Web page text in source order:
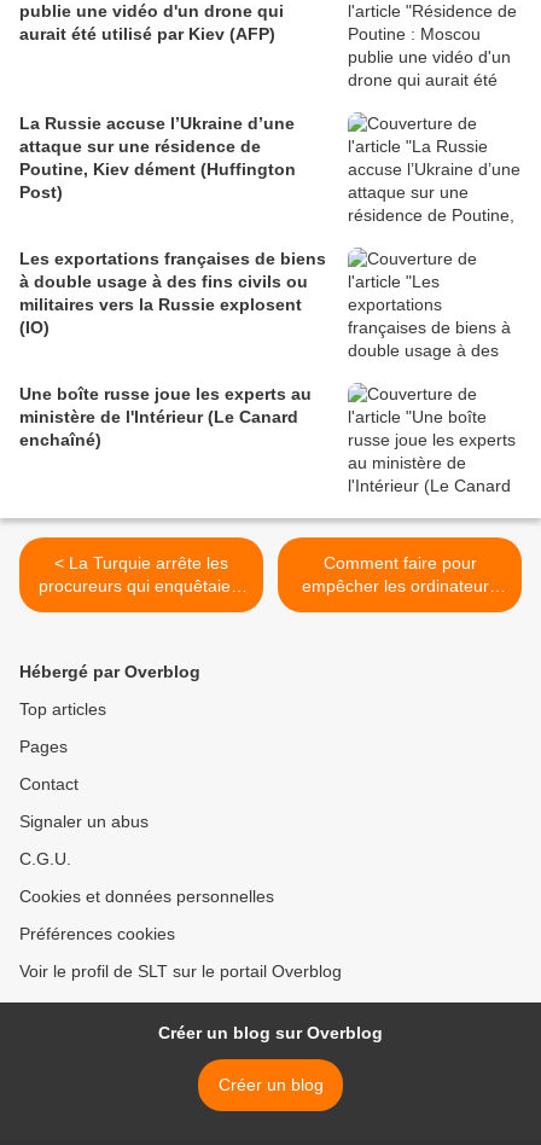
publie une vidéo d'un drone qui
aurait été utilisé par Kiev (AFP)
La Russie accuse l’Ukraine d’une
attaque sur une résidence de
Poutine, Kiev dément (Huffington
Post)
Les exportations françaises de biens
à double usage à des fins civils ou
militaires vers la Russie explosent
(IO)
Une boîte russe joue les experts au
ministère de l'Intérieur (Le Canard
enchaîné)
< La Turquie arrête les
procureurs qui enquêtaient
sur l'Émirat islamique
Comment faire pour
empêcher les ordinateurs
de la NSA de capter vos
Hébergé par Overblog
Top articles
Pages
Contact
Signaler un abus
C.G.U.
Cookies et données personnelles
Préférences cookies
Voir le profil de SLT sur le portail Overblog
Créer un blog sur Overblog
Créer un blog